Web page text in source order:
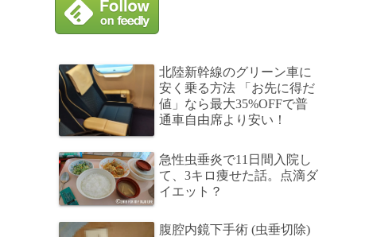
北陸新幹線のグリーン車に
安く乗る方法 「お先に得だ
値」なら最大35%OFFで普
通車自由席より安い！
急性虫垂炎で11日間入院し
て、3キロ痩せた話。点滴ダ
イエット？
腹腔内鏡下手術 (虫垂切除)